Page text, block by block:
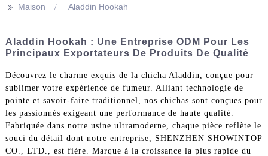
>> Maison Aladdin Hookah
Aladdin Hookah : Une Entreprise ODM Pour Les
Principaux Exportateurs De Produits De Qualité
Découvrez le charme exquis de la chicha Aladdin, conçue pour
sublimer votre expérience de fumeur. Alliant technologie de
pointe et savoir-faire traditionnel, nos chichas sont conçues pour
les passionnés exigeant une performance de haute qualité.
Fabriquée dans notre usine ultramoderne, chaque pièce reflète le
souci du détail dont notre entreprise, SHENZHEN SHOWINTOP
CO., LTD., est fière. Marque à la croissance la plus rapide du